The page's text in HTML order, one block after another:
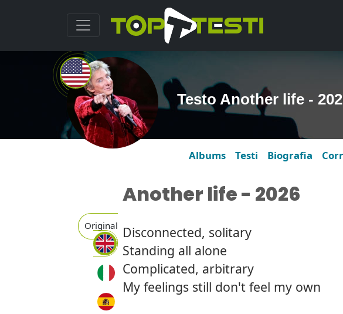
Testo Another life -
Albums Testi Biografia
Original
Another life - 2026
Disconnected, solitary
Standing all alone
Complicated, arbitrary
My feelings still don't feel my own